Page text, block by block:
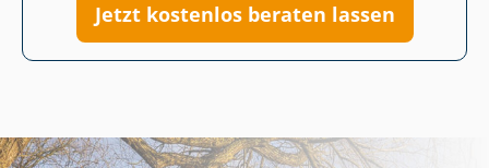
Jetzt kostenlos beraten lassen